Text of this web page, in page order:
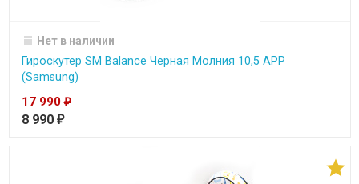
Нет в наличии
Гироскутер SM Balance Черная Молния 10,5 APP
(Samsung)
17 990₽
8 990 ₽
